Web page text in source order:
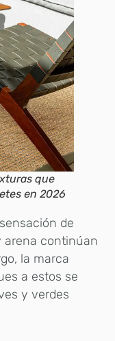
que
en 2026
de
arena continúan
la marca
a estos se
y verdes